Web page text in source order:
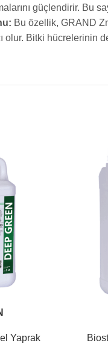
güçlendirir. Bu
Bu özellik, GRAND
olur. Bitki hücrelerinin
Yaprak